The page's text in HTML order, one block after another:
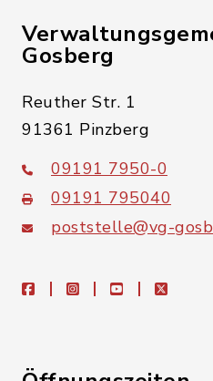
Gosberg
Reuther Str. 1
91361 Pinzberg
09191 7950-0
09191 795040
poststelle@vg-
facebookinstagramyoutubeX